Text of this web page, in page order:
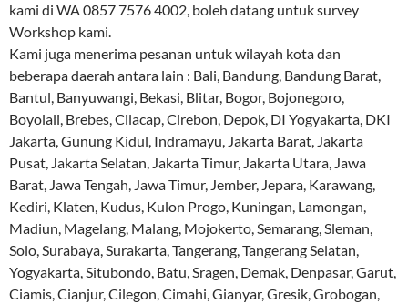
kami di WA 0857 7576 4002, boleh datang untuk survey
Workshop kami.
Kami juga menerima pesanan untuk wilayah kota dan
beberapa daerah antara lain : Bali, Bandung, Bandung Barat,
Bantul, Banyuwangi, Bekasi, Blitar, Bogor, Bojonegoro,
Boyolali, Brebes, Cilacap, Cirebon, Depok, DI Yogyakarta, DKI
Jakarta, Gunung Kidul, Indramayu, Jakarta Barat, Jakarta
Pusat, Jakarta Selatan, Jakarta Timur, Jakarta Utara, Jawa
Barat, Jawa Tengah, Jawa Timur, Jember, Jepara, Karawang,
Kediri, Klaten, Kudus, Kulon Progo, Kuningan, Lamongan,
Madiun, Magelang, Malang, Mojokerto, Semarang, Sleman,
Solo, Surabaya, Surakarta, Tangerang, Tangerang Selatan,
Yogyakarta, Situbondo, Batu, Sragen, Demak, Denpasar, Garut,
Ciamis, Cianjur, Cilegon, Cimahi, Gianyar, Gresik, Grobogan,